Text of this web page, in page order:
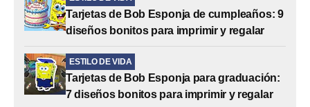
Tarjetas de Bob Esponja de cumpleaños: 9
diseños bonitos para imprimir y regalar
ESTILO DE VIDA
Tarjetas de Bob Esponja para graduación:
7 diseños bonitos para imprimir y regalar